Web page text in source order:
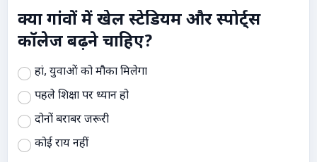
क्या गांवों में खेल स्टेडियम और स्पोर्ट्स
कॉलेज बढ़ने चाहिए?
हां, युवाओं को मौका मिलेगा
पहले शिक्षा पर ध्यान हो
दोनों बराबर जरूरी
कोई राय नहीं